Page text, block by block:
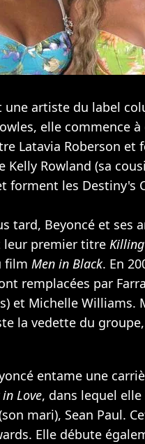
une artiste du label
elle commence
Latavia Roberson et
Kelly Rowland (sa
forment les Destiny's
tard, Beyoncé et ses
leur premier titre
film Men in Black. En
remplacées par
et Michelle Williams.
la vedette du
entame une
Love, dans lequel
mari), Sean Paul.
Elle débute